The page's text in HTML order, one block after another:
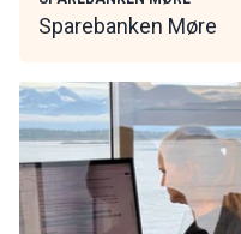
Sparebanken Møre